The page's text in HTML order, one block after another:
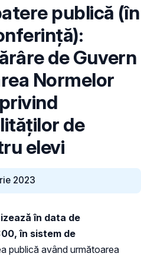
publică (în
de Guvern
Normelor
de
elevi
2023
în data de
în sistem de
publică având următoarea